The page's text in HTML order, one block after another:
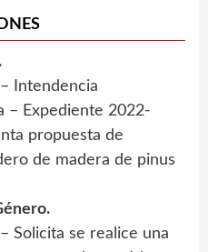
Intendencia
– Expediente 2022-
propuesta de
de madera de pinus
Solicita se realice una